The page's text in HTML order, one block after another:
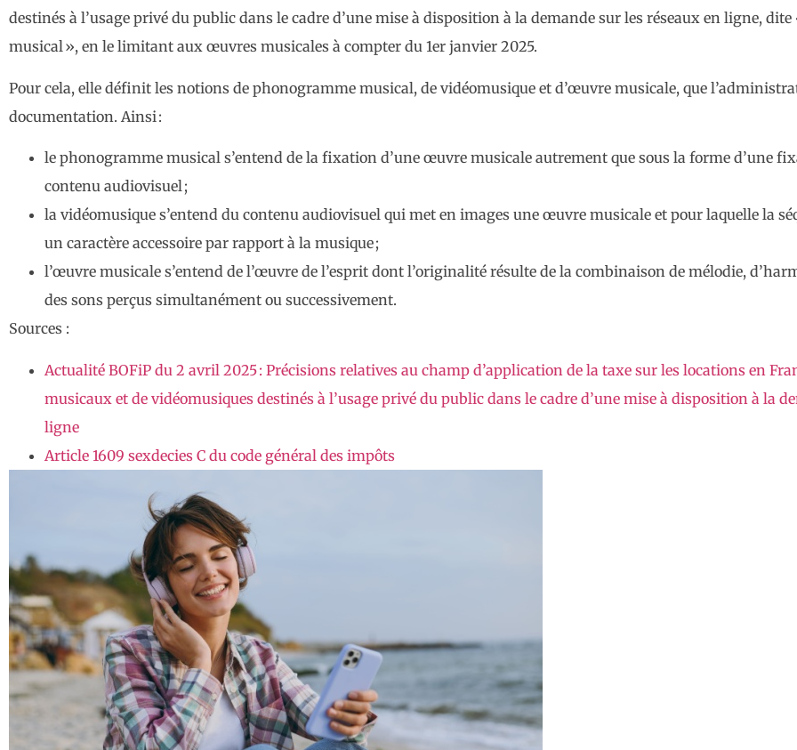
destinés à l’usage privé du public dans le cadre d’une mise à disposition à la demande sur les réseaux en ligne,
musical », en le limitant aux œuvres musicales à compter du 1er janvier 2025.
Pour cela, elle définit les notions de phonogramme musical, de vidéomusique et d’œuvre musicale, que
documentation. Ainsi :
le phonogramme musical s’entend de la fixation d’une œuvre musicale autrement que sous la forme d’une
contenu audiovisuel ;
la vidéomusique s’entend du contenu audiovisuel qui met en images une œuvre musicale et pour laquelle la
un caractère accessoire par rapport à la musique ;
l’œuvre musicale s’entend de l’œuvre de l’esprit dont l’originalité résulte de la combinaison de mélodie,
des sons perçus simultanément ou successivement.
Sources :
Actualité BOFiP du 2 avril 2025 : Précisions relatives au champ d’application de la taxe sur les locations en
musicaux et de vidéomusiques destinés à l’usage privé du public dans le cadre d’une mise à disposition à la
ligne
Article 1609 sexdecies C du code général des impôts